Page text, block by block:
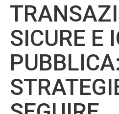
SICURE E
PUBBLICA: